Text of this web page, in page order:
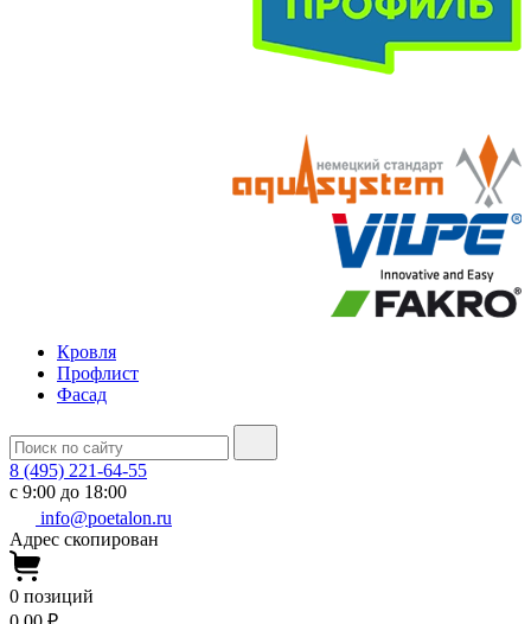
Кровля
Профлист
Фасад
8 (495) 221-64-55
с 9:00 до 18:00
info@poetalon.ru
Адрес скопирован
0 позиций